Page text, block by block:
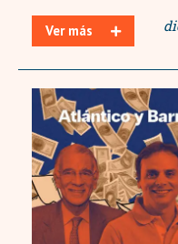
Ver más